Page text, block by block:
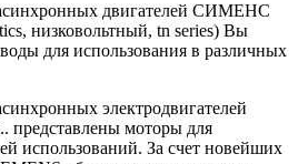
двигателей СИМЕНС
низковольтный, tn series) Вы
для использования в различных
электродвигателей
моторы для
использований. За счет новейших